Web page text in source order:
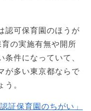
認可保育園のほうが
の実施有無や開所
件になっていて、
が多い東京都ならで
う。
証保育園のちがい」